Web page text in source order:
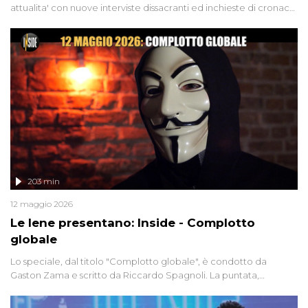
attualita' con nuove interviste dissacranti ed inchieste di cronaca
Le Iene presentano: Inside - Complotto
globale
203 min
12 maggio 2026
Lo speciale, dal titolo "Complotto globale", è condotto da
Gaston Zama e scritto da Riccardo Spagnoli. La puntata,
racconta l'universo delle narrazioni alternative, dei sospetti